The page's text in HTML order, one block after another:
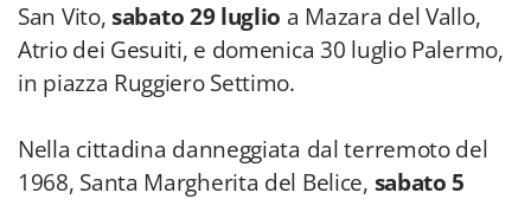
San Vito,sabato 29 luglio a Mazara del Vallo,
Atrio dei Gesuiti, e domenica 30 luglio Palermo,
in piazza Ruggiero Settimo.
Nella cittadina danneggiata dal terremoto del
1968, Santa Margherita del Belice, sabato 5